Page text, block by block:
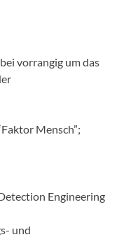
vorrangig um das
Mensch”;
Engineering
und